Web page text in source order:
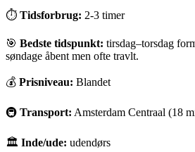
⏱ Tidsforbrug: 2-3 timer
🎯 Bedste tidspunkt: tirsdag–torsdag
søndage åbent men ofte travlt.
💰 Prisniveau: Blandet
🚇 Transport: Amsterdam Centraal (18
🏛 Inde/ude: udendørs